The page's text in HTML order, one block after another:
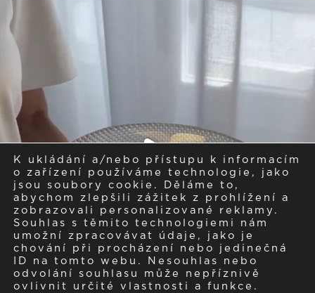
K ukládání a/nebo přístupu k informacím
o zařízení používáme technologie, jako
jsou soubory cookie. Děláme to,
abychom zlepšili zážitek z prohlížení a
zobrazovali personalizované reklamy.
Souhlas s těmito technologiemi nám
umožní zpracovávat údaje, jako je
chování při procházení nebo jedinečná
ID na tomto webu. Nesouhlas nebo
odvolání souhlasu může nepříznivě
ovlivnit určité vlastnosti a funkce.